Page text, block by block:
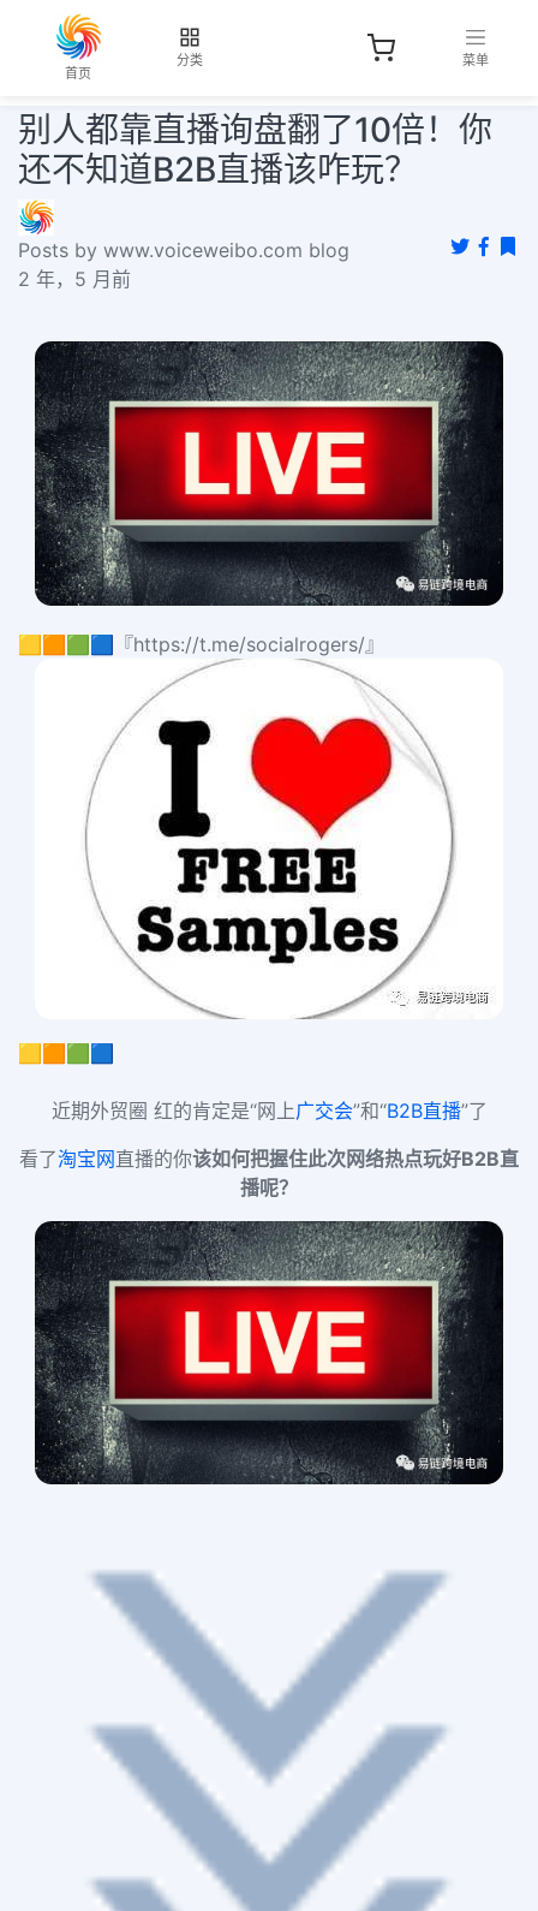
首页
分类 菜单
别人都靠直播询盘翻了10倍！你
还不知道B2B直播该咋玩？
Posts by www.voiceweibo.com blog
2 年，5 月前
🟨🟧🟩🟦『https://t.me/socialrogers/』
🟨🟧🟩🟦
近期外贸圈 红的肯定是“网上广交会”和“B2B直播”了
看了淘宝网直播的你该如何把握住此次网络热点玩好B2B直
播呢？